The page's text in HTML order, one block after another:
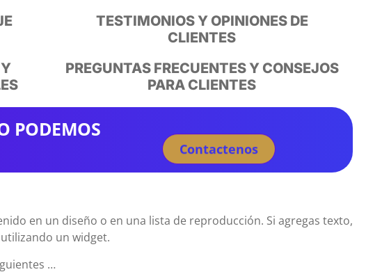
TESTIMONIOS Y OPINIONES DE
CLIENTES
PREGUNTAS FRECUENTES Y CONSEJOS
PARA CLIENTES
PODEMOS
Contactenos
en un diseño o en una lista de reproducción. Si agregas texto,
un widget.
…